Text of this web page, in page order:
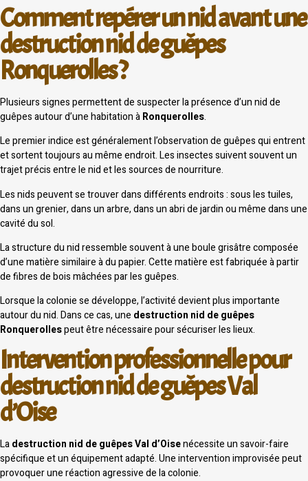
Comment repérer un nid avant une
destruction nid de guêpes
Ronquerolles ?
Plusieurs signes permettent de suspecter la présence d’un nid de
guêpes autour d’une habitation àRonquerolles.
Le premier indice est généralement l’observation de guêpes qui entrent
et sortent toujours au même endroit. Les insectes suivent souvent un
trajet précis entre le nid et les sources de nourriture.
Les nids peuvent se trouver dans différents endroits : sous les tuiles,
dans un grenier, dans un arbre, dans un abri de jardin ou même dans une
cavité du sol.
La structure du nid ressemble souvent à une boule grisâtre composée
d’une matière similaire à du papier. Cette matière est fabriquée à partir
de fibres de bois mâchées par les guêpes.
Lorsque la colonie se développe, l’activité devient plus importante
autour du nid. Dans ce cas, une destruction nid de guêpes
Ronquerollespeut être nécessaire pour sécuriser les lieux.
Intervention professionnelle pour
destruction nid de guêpes Val
d’Oise
Ladestruction nid de guêpes Val d’Oisenécessite un savoir-faire
spécifique et un équipement adapté. Une intervention improvisée peut
provoquer une réaction agressive de la colonie.